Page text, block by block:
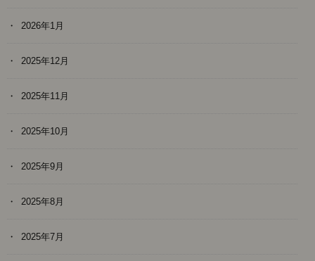
2026年1月
2025年12月
2025年11月
2025年10月
2025年9月
2025年8月
2025年7月